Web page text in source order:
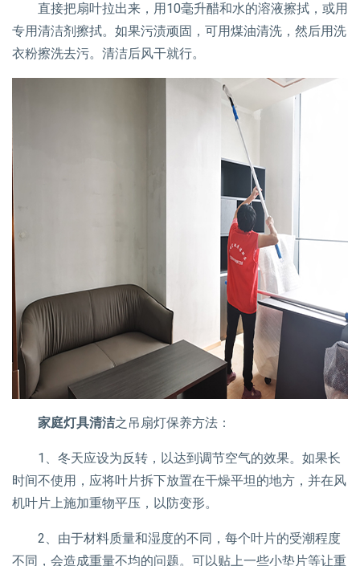
直接把扇叶拉出来，用10毫升醋和水的溶液擦拭，或用
专用清洁剂擦拭。如果污渍顽固，可用煤油清洗，然后用洗
衣粉擦洗去污。清洁后风干就行。
家庭灯具清洁之吊扇灯保养方法：
1、冬天应设为反转，以达到调节空气的效果。如果长
时间不使用，应将叶片拆下放置在干燥平坦的地方，并在风
机叶片上施加重物平压，以防变形。
2、由于材料质量和湿度的不同，每个叶片的受潮程度
不同，会造成重量不均的问题。可以贴上一些小垫片等让重